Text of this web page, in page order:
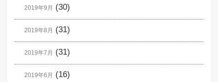
2019年9月 (30)
2019年8月 (31)
2019年7月 (31)
2019年6月 (16)